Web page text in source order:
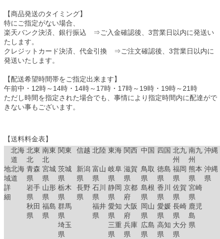
【商品発送のタイミング】
特にご指定がない場合、
楽天バンク決済、銀行振込 ⇒ご入金確認後、3営業日以内に発送い
たします。
クレジットカード決済、代金引換 ⇒ご注文確認後、3営業日以内に
発送いたします。
【配送希望時間帯をご指定出来ます】
午前中・12時～14時・14時～17時・17時～19時・19時～21時
ただし時間を指定された場合でも、事情により指定時間内に配達がで
きない事もございます。
【送料料金表】
北海
道
北東
北
南東
北
関東 信越 北陸 東海 関西 中国 四国 北九
州
南九
州
沖縄
地
域
詳
細
北海
道
青森
県
岩手
県
秋田
県
宮城
県
山形
県
福島
県
茨城
県
栃木
県
群馬
県
埼玉
県
新潟
県
長野
県
富山
県
石川
県
福井
県
岐阜
県
静岡
県
愛知
県
三重
県
滋賀
県
京都
府
大阪
府
兵庫
県
鳥取
県
島根
県
岡山
県
広島
県
徳島
県
香川
県
愛媛
県
高知
県
福岡
県
佐賀
県
長崎
県
大分
県
熊本
県
宮崎
県
鹿児
島
県
沖縄
県